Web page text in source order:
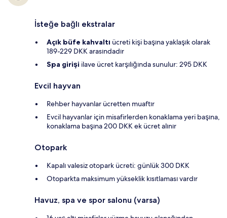
İsteğe bağlı ekstralar
Açık büfe kahvaltı ücreti kişi başına yaklaşık olarak
189-229 DKK arasındadır
Spa girişi ilave ücret karşılığında sunulur: 295 DKK
Evcil hayvan
Rehber hayvanlar ücretten muaftır
Evcil hayvanlar için misafirlerden konaklama yeri başına,
konaklama başına 200 DKK ek ücret alınır
Otopark
Kapalı valesiz otopark ücreti: günlük 300 DKK
Otoparkta maksimum yükseklik kısıtlaması vardır
Havuz, spa ve spor salonu (varsa)